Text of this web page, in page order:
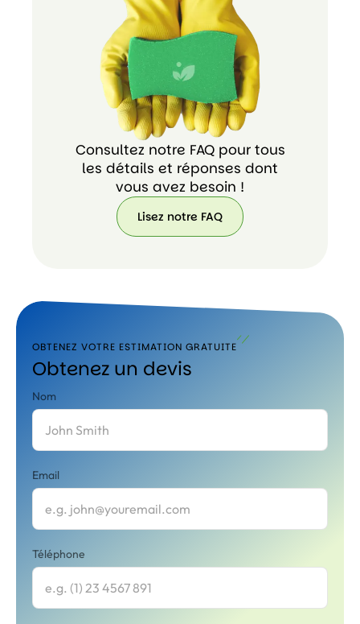
+212
665
95
13
21
Consultez notre FAQ pour tous
les détails et réponses dont
vous avez besoin !
Lisez notre FAQ
OBTENEZ VOTRE ESTIMATION GRATUITE
Obtenez un devis
Nom
Email
Téléphone